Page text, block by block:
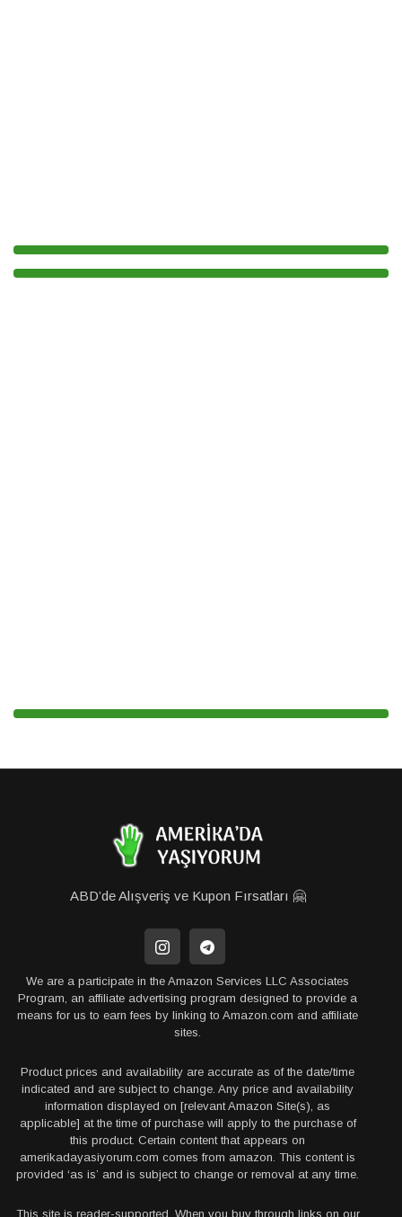
ABD’de Alışveriş ve Kupon Fırsatları 🤗
We are a participate in the Amazon Services LLC Associates
Program, an affiliate advertising program designed to provide a
means for us to earn fees by linking to Amazon.com and affiliate
sites.
Product prices and availability are accurate as of the date/time
indicated and are subject to change. Any price and availability
information displayed on [relevant Amazon Site(s), as
applicable] at the time of purchase will apply to the purchase of
this product. Certain content that appears on
amerikadayasiyorum.com comes from amazon. This content is
provided ‘as is’ and is subject to change or removal at any time.
This site is reader-supported. When you buy through links on our